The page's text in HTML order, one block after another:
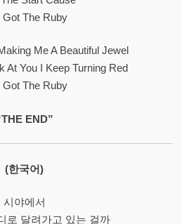
Got The Ruby
Me A Beautiful Jewel
At You I Keep Turning Red
Got The Ruby
END”
(한국어)
시야에서
로 달려가고 있는 걸까